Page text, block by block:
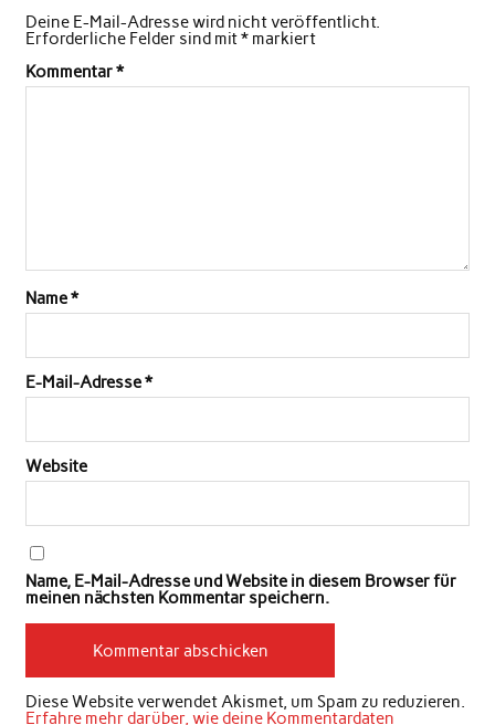
Deine E-Mail-Adresse wird nicht veröffentlicht.
Erforderliche Felder sind mit*markiert
Kommentar*
Name*
E-Mail-Adresse*
Website
Name, E-Mail-Adresse und Website in diesem Browser für
meinen nächsten Kommentar speichern.
Diese Website verwendet Akismet, um Spam zu reduzieren.
Erfahre mehr darüber, wie deine Kommentardaten